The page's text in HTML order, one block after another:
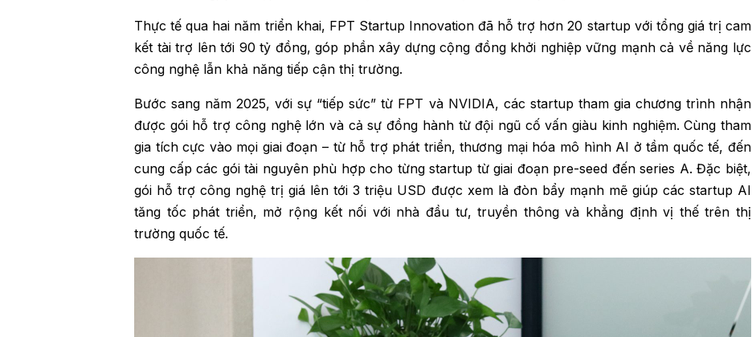
Thực tế qua hai năm triển khai, FPT Startup Innovation đã hỗ trợ hơn 20 startup với tổng giá trị cam
kết tài trợ lên tới 90 tỷ đồng, góp phần xây dựng cộng đồng khởi nghiệp vững mạnh cả về năng lực
công nghệ lẫn khả năng tiếp cận thị trường.
Bước sang năm 2025, với sự “tiếp sức” từ FPT và NVIDIA, các startup tham gia chương trình nhận
được gói hỗ trợ công nghệ lớn và cả sự đồng hành từ đội ngũ cố vấn giàu kinh nghiệm. Cùng tham
gia tích cực vào mọi giai đoạn – từ hỗ trợ phát triển, thương mại hóa mô hình AI ở tầm quốc tế, đến
cung cấp các gói tài nguyên phù hợp cho từng startup từ giai đoạn pre-seed đến series A. Đặc biệt,
gói hỗ trợ công nghệ trị giá lên tới 3 triệu USD được xem là đòn bẩy mạnh mẽ giúp các startup AI
tăng tốc phát triển, mở rộng kết nối với nhà đầu tư, truyền thông và khẳng định vị thế trên thị
trường quốc tế.